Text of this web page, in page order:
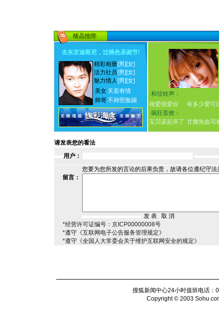
去东京迪斯尼，过桃色圣诞节!
精彩相册[男] [女]
活力社员 [男] [女]
魅力情人 [男] [女]
美女 天若有情
帅哥不帅照脸踢
·和弦铃声：
很爱很爱你
有多少爱可
·疯狂音效：
宝贝该起床了 甘撒热血写
请发表您的看法
用户：
您要为您所发的言论的后果负责，故请各位遵纪守
留言：
*经营许可证编号：京ICP00000008号
*遵守《互联网电子公告服务管理规定》
*遵守《全国人大常委会关于维护互联网安全的规定》
搜狐新闻中心24小时值班电话
Copyright © 2003